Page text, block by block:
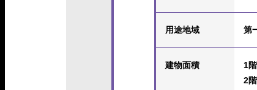
用途地域 第
建物面積
1
2